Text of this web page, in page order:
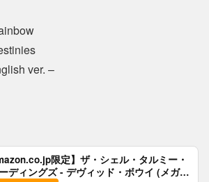
ver. –
限定】ザ・シェル・タルミー・
ディングズ - デヴィッド・ボウイ (メガジ